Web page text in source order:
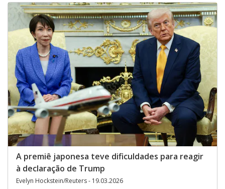
A premiê japonesa teve dificuldades para reagir
à declaração de Trump
Evelyn Hockstein/Reuters - 19.03.2026